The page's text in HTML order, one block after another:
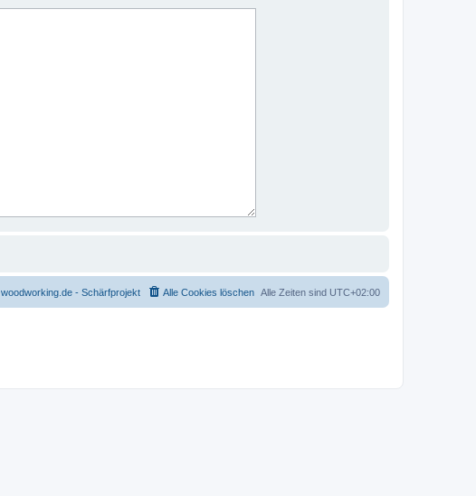
Alle Zeiten sind UTC+02:00
Alle Cookies löschen
woodworking.de - Schärfprojekt